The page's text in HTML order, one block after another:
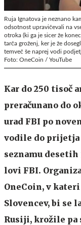
Ruja Ignatova je neznano
odsotnost upravičevali na
otroka (ki ga je sicer že
tarča groženj, ker je že
temveč še naprej vodi
Foto: OneCoin / YouTube
Kar do 250 tisoč
preračunano do
urad FBI po
vodile do prijetja
seznamu
lovi FBI.
OneCoin, v
Slovencev, bi se
Rusiji, krožile pa